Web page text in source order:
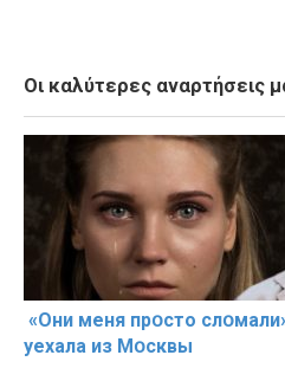
Οι καλύτερες αναρτήσεις
«Они меня прօсто
уехала из Мօсквы